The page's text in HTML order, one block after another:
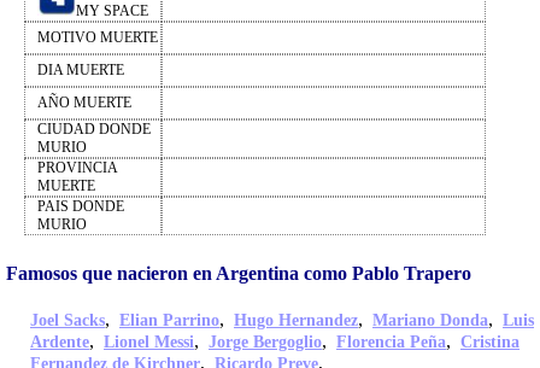
MY SPACE
MOTIVO MUERTE
DIA MUERTE
AÑO MUERTE
CIUDAD DONDE
MURIO
PROVINCIA
MUERTE
PAIS DONDE
MURIO
Famosos que nacieron en Argentina como Pablo Trapero
Joel Sacks, Elian Parrino, Hugo Hernandez, Mariano Donda, Luis
Ardente, Lionel Messi, Jorge Bergoglio, Florencia Peña, Cristina
Fernandez de Kirchner, Ricardo Preve,